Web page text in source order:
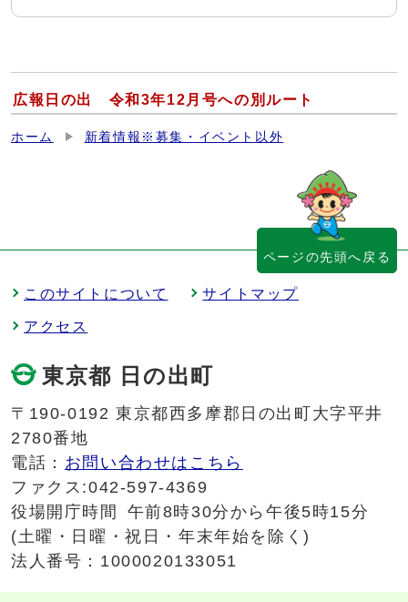
広報日の出 令和3年12月号への別ルート
ホーム 新着情報※募集・イベント以外
このサイトについて サイトマップ
アクセス
東京都 日の出町
〒190-0192 東京都西多摩郡日の出町大字平井
2780番地
電話： お問い合わせはこちら
ファクス:042-597-4369
役場開庁時間
午前8時30分から午後5時15分
(土曜・日曜・祝日・年末年始を除く)
法人番号：1000020133051
ページの先頭へ戻る